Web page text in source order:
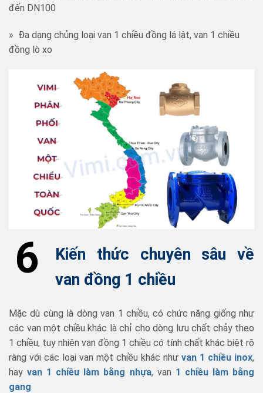
đến DN100
» Đa dạng chủng loại van 1 chiều đồng lá lật, van 1 chiều
đồng lò xo
6
Kiến thức chuyên sâu về
van đồng 1 chiều
Mặc dù cùng là dòng van 1 chiều, có chức năng giống như
các van một chiều khác là chỉ cho dòng lưu chất chảy theo
1 chiều, tuy nhiên van đồng 1 chiều có tính chất khác biệt rõ
ràng với các loại van một chiều khác như van 1 chiều inox,
hayvan 1 chiều làm bằng nhựa, van 1 chiều làm bằng
gang